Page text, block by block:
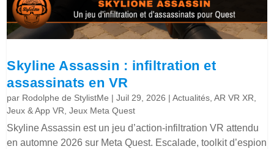
Skyline Assassin : infiltration et
assassinats en VR
par Rodolphe de StylistMe |Juil 29, 2026 |Actualités,AR VR XR,
Jeux & App VR,Jeux Meta Quest
Skyline Assassin est un jeu d’action-infiltration VR attendu
en automne 2026 sur Meta Quest. Escalade, toolkit d’espion